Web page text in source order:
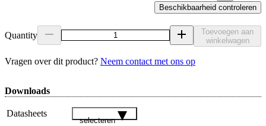
Beschikbaarheid controleren
Quantity
Toevoegen aan
winkelwagen
Vragen over dit product? Neem contact met ons op
Downloads
Datasheets
selecteren